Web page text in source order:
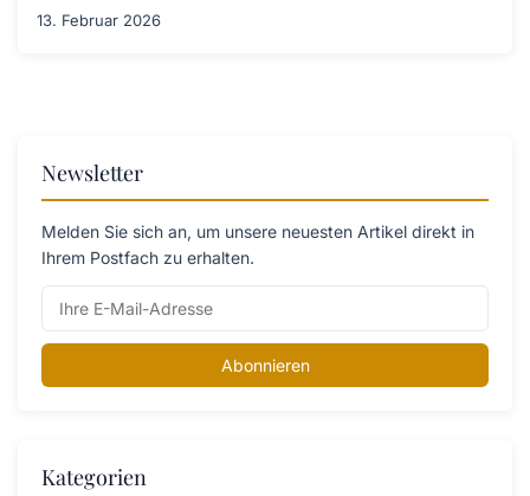
13. Februar 2026
Newsletter
Melden Sie sich an, um unsere neuesten Artikel direkt in
Ihrem Postfach zu erhalten.
Abonnieren
Kategorien